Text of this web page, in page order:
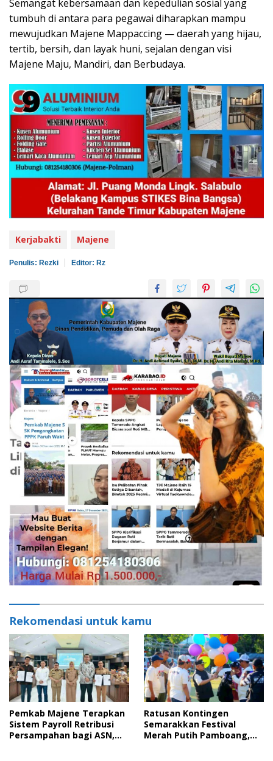
Semangat kebersamaan dan kepedulian sosial yang
tumbuh di antara para pegawai diharapkan mampu
mewujudkan Majene Mappaccing — daerah yang hijau,
tertib, bersih, dan layak huni, sejalan dengan visi
Majene Maju, Mandiri, dan Berbudaya.
Kerjabakti Majene
Penulis: Rezki Editor: Rz
Rekomendasi untuk kamu
Pemkab Majene Terapkan
Sistem Payroll Retribusi
Persampahan bagi ASN,
Ratusan Kontingen
Semarakkan Festival
Merah Putih Pamboang,